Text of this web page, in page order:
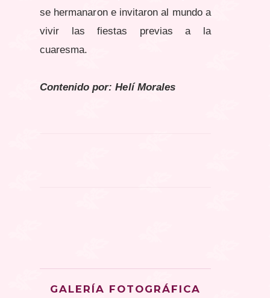
se hermanaron e invitaron al mundo a
vivir las fiestas previas a la
cuaresma.
Contenido por: Helí Morales
GALERÍA FOTOGRÁFICA